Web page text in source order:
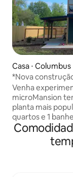
Casa ⋅ Columbus
*Nova
Columbus, KS!
Venha
microMansion
planta mais
quartos e 1
acomodando
garagem de